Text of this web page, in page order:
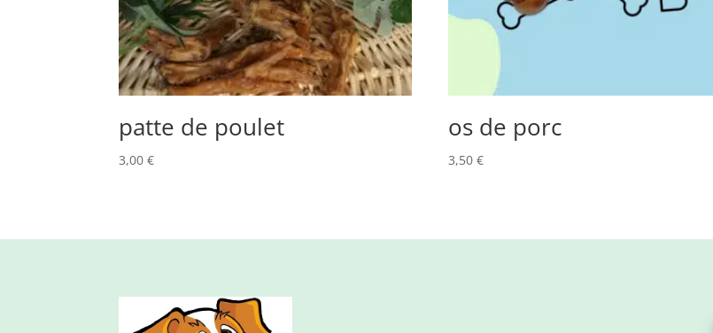
patte de poulet
3,00€
os de porc
3,50 €